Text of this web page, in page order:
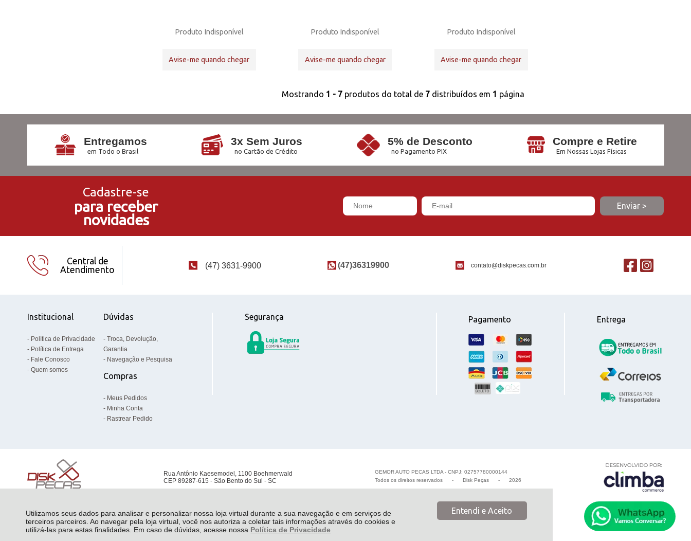
Utilizamos seus dados para analisar e personalizar nossa loja virtual durante a sua navegação e em serviços de
terceiros parceiros. Ao navegar pela loja virtual, você nos autoriza a coletar tais informações através do cookies e
utilizá-las para estas finalidades. Em caso de dúvidas, acesse nossa Política de Privacidade
Entendi e Aceito
Produto Indisponível
Avise-me quando chegar
Produto Indisponível
Avise-me quando chegar
Produto Indisponível
Avise-me quando chegar
Mostrando 1 - 7 produtos do total de 7distribuídos em 1 página
Entregamos
em Todo o Brasil
3x Sem Juros
no Cartão de Crédito
5% de Desconto
no Pagamento PIX
Compre e Retire
Em Nossas Lojas Físicas
Cadastre-se
para receber
novidades
Central de
Atendimento
(47) 3631-9900 (47)36319900 contato@diskpecas.com.br
Institucional
Política de Privacidade
Política de Entrega
Fale Conosco
Quem somos
Dúvidas
Troca, Devolução,
Garantia
Navegação e Pesquisa
Compras
Meus Pedidos
Minha Conta
Rastrear Pedido
Segurança Pagamento Entrega
Rua Antônio Kaesemodel, 1100 Boehmerwald
CEP 89287-615 - São Bento do Sul - SC
GEMOR AUTO PECAS LTDA - CNPJ: 02757780000144
Todos os direitos reservados
- Disk Peças - 2026